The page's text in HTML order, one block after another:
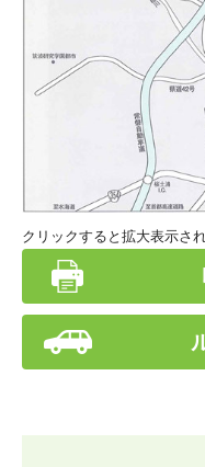
クリックすると拡大表示され